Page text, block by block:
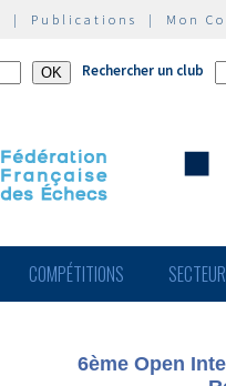
| Publications | Mon
Rechercher un club
COMPÉTITIONS
6ème Open